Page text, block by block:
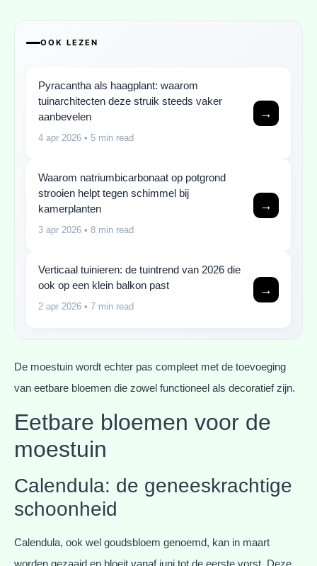
OOK LEZEN
Pyracantha als haagplant: waarom
tuinarchitecten deze struik steeds vaker
aanbevelen
4 apr 2026 • 5 min read
→
Waarom natriumbicarbonaat op potgrond
strooien helpt tegen schimmel bij
kamerplanten
3 apr 2026 • 8 min read
→
Verticaal tuinieren: de tuintrend van 2026 die
ook op een klein balkon past
2 apr 2026 • 7 min read
→
De moestuin wordt echter pas compleet met de toevoeging
van eetbare bloemen die zowel functioneel als decoratief zijn.
Eetbare bloemen voor de
moestuin
Calendula: de geneeskrachtige
schoonheid
Calendula, ook wel goudsbloem genoemd, kan in maart
worden gezaaid en bloeit vanaf juni tot de eerste vorst. Deze